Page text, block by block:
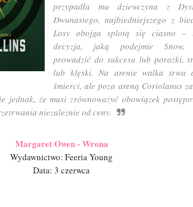
przypadła mu dziewczyna z
Dwunastego, najbiedniejszego z
Losy obojga splotą się ciasno –
decyzja, jaką podejmie Snow,
prowadzić do sukcesu lub porażki,
lub klęski. Na arenie walka trwa
śmierci, ale poza areną Coriolanus
jednak, że musi zrównoważyć obowiązek
niezależnie od ceny.
Margaret Owen - Wrona
Wydawnictwo: Feeria Young
Data: 3 czerwca